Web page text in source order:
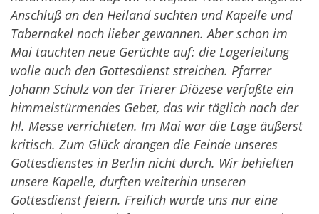
Anschluß an den Heiland suchten und Kapelle und
Tabernakel noch lieber gewannen. Aber schon im
Mai tauchten neue Gerüchte auf: die Lagerleitung
wolle auch den Gottesdienst streichen. Pfarrer
Johann Schulz von der Trierer Diözese verfaßte ein
himmelstürmendes Gebet, das wir täglich nach der
hl. Messe verrichteten. Im Mai war die Lage äußerst
kritisch. Zum Glück drangen die Feinde unseres
Gottesdienstes in Berlin nicht durch. Wir behielten
unsere Kapelle, durften weiterhin unseren
Gottesdienst feiern. Freilich wurde uns nur eine